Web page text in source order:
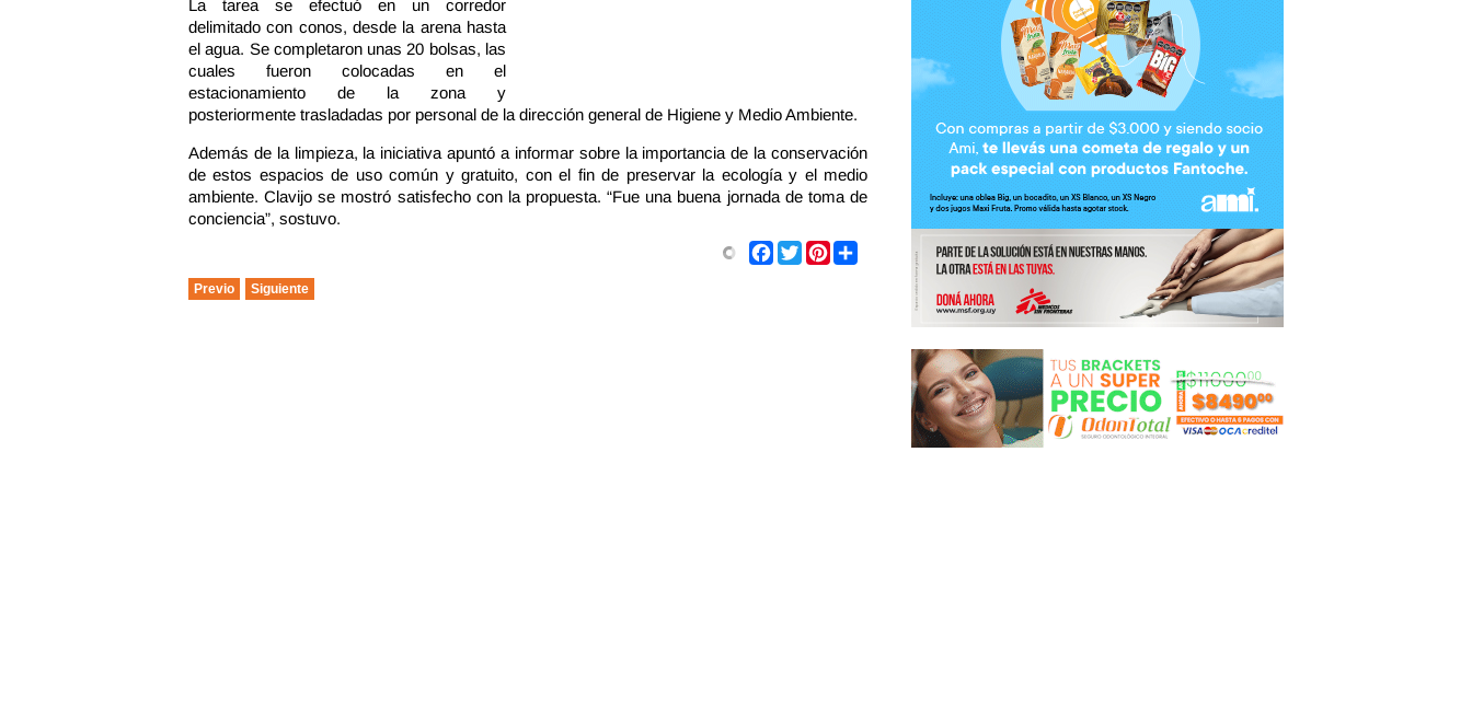
La tarea se efectuó en un corredor
delimitado con conos, desde la arena hasta
el agua. Se completaron unas 20 bolsas, las
cuales fueron colocadas en el
estacionamiento de la zona y
posteriormente trasladadas por personal de la dirección general de Higiene y Medio Ambiente.
Además de la limpieza, la iniciativa apuntó a informar sobre la importancia de la conservación
de estos espacios de uso común y gratuito, con el fin de preservar la ecología y el medio
ambiente. Clavijo se mostró satisfecho con la propuesta. “Fue una buena jornada de toma de
conciencia”, sostuvo.
Facebook
TwitterPinterest
Previo Siguiente